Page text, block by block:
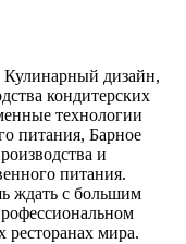
дизайн,
кондитерских
технологии
питания, Барное
и
питания.
ждать с большим
ресторанах мира.